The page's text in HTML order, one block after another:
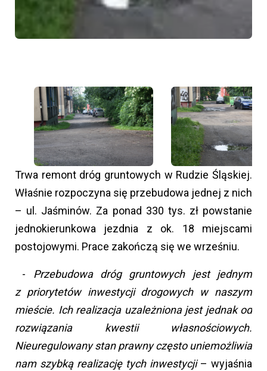
Trwa remont dróg gruntowych w Rudzie Śląskiej.
Właśnie rozpoczyna się przebudowa jednej z nich
– ul. Jaśminów. Za ponad 330 tys. zł powstanie
jednokierunkowa jezdnia z ok. 18 miejscami
postojowymi. Prace zakończą się we wrześniu.
- Przebudowa dróg gruntowych jest jednym
z priorytetów inwestycji drogowych w naszym
mieście. Ich realizacja uzależniona jest jednak od
rozwiązania kwestii własnościowych.
Nieuregulowany stan prawny często uniemożliwia
nam szybką realizację tych inwestycji– wyjaśnia